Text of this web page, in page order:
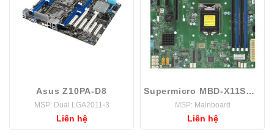
Asus Z10PA-D8
MSP: Dual LGA2011-3
Liên hệ
Supermicro MBD-X11SCL-F
MSP: Mainboard
Liên hệ